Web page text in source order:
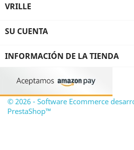
VRILLE
SU CUENTA
INFORMACIÓN DE LA TIENDA
© 2026 - Software Ecommerce
PrestaShop™